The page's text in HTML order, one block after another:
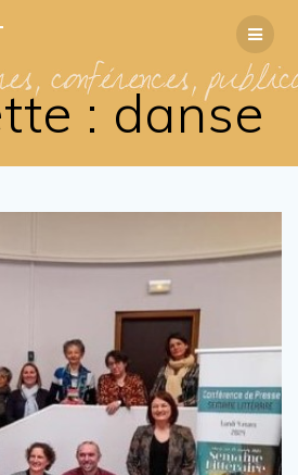
contenu
: danse